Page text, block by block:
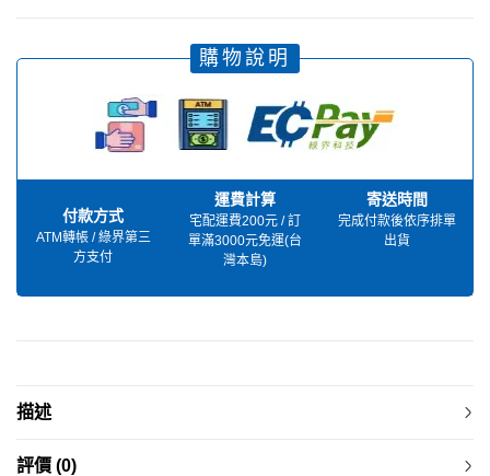
購物說明
付款方式
ATM轉帳 / 綠界第三
方支付
運費計算
宅配運費200元 / 訂
單滿3000元免運(台
灣本島)
寄送時間
完成付款後依序排單
出貨
描述
評價 (0)